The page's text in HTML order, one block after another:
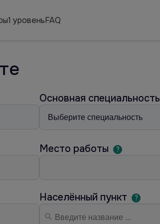
1 уровеньFAQ
Основная специальность
Место работы ?
Населённый пункт ?